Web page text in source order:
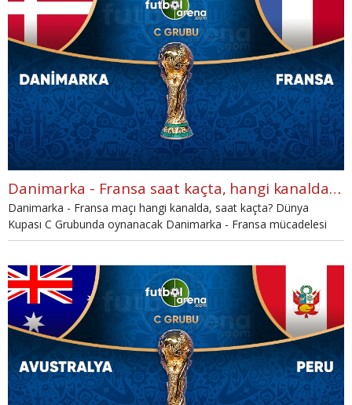
Danimarka - Fransa saat kaçta, hangi kanalda? (Danimarka - Fransa TRT 1 canlı şifresiz İZLE)
Danimarka - Fransa maçı hangi kanalda, saat kaçta? Dünya
Kupası C Grubunda oynanacak Danimarka - Fransa mücadelesi
bugün oynanacak. Danimarka - Fransa mücadelesi TRT 1
ilgili tüm gelişmeler haberimizde.